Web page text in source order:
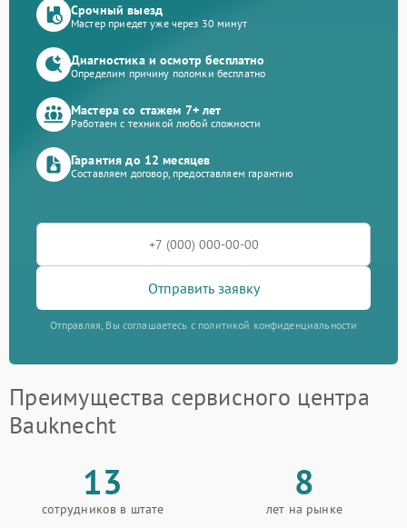
Срочный выезд
Мастер приедет уже через 30 минут
Диагностика и осмотр бесплатно
Определим причину поломки бесплатно
Мастера со стажем 7+ лет
Работаем с техникой любой сложности
Гарантия до 12 месяцев
Составляем договор, предоставляем гарантию
Отправить заявку
Отправляя, Вы соглашаетесь с политикой конфиденциальности
Преимущества сервисного центра
Bauknecht
13
сотрудников в штате
8
лет на рынке